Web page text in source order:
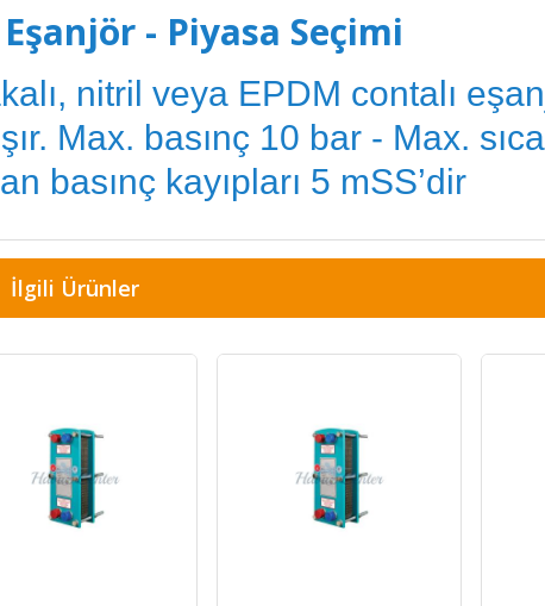
- Piyasa Seçimi
nitril veya EPDM contalı
Max. basınç 10 bar - Max.
basınç kayıpları 5 mSS’dir
İlgili Ürünler